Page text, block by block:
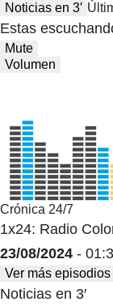
Noticias en 3′
Estas
Mute
Volumen
Crónica 24/7
1x24: Radio
23/08/2024 -
Ver más episodios
Noticias en 3′